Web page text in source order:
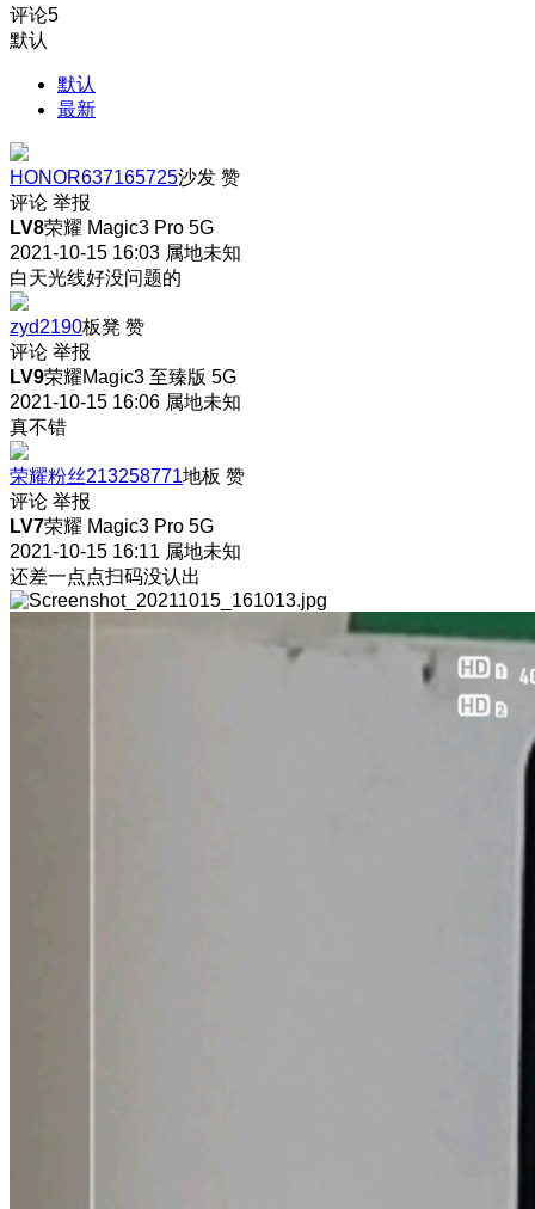
评论5
默认
默认
最新
HONOR637165725沙发 赞
评论 举报
LV8荣耀 Magic3 Pro 5G
2021-10-15 16:03 属地未知
白天光线好没问题的
zyd2190板凳 赞
评论 举报
LV9荣耀Magic3 至臻版 5G
2021-10-15 16:06 属地未知
真不错
荣耀粉丝213258771地板 赞
评论 举报
LV7荣耀 Magic3 Pro 5G
2021-10-15 16:11 属地未知
还差一点点扫码没认出